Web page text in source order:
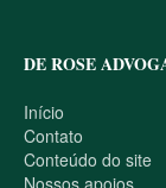
DE ROSE
Início
Contato
Conteúdo do site
Nossos apoios